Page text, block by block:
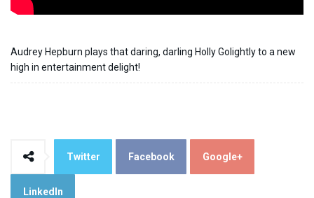
Audrey Hepburn plays that daring, darling Holly Golightly to a new
high in entertainment delight!
Twitter Facebook Google+
LinkedIn